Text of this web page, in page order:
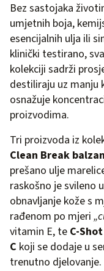
Bez sastojaka
umjetnih boja,
esencijalnih ulja ili
klinički testirano,
kolekciji sadrži
destiliraju uz manju
osnažuje
proizvodima.
Tri proizvoda iz
Clean Break
prešano ulje
raskošno je svileno
obnavljanje kože s
rađenom po mjeri
vitamin E, te C-Shot
C koji se dodaje u
trenutno djelovanje.